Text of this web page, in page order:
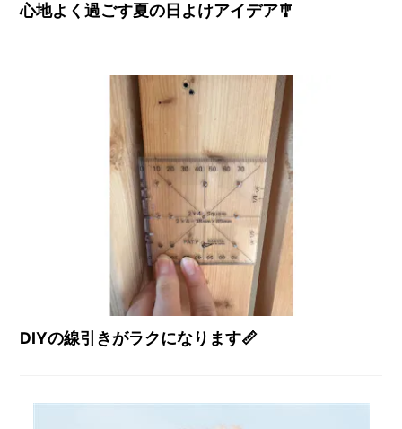
心地よく過ごす夏の日よけアイデア🎐
DIYの線引きがラクになります📏